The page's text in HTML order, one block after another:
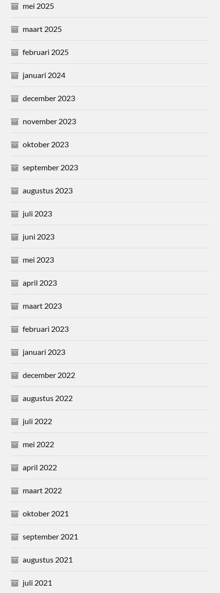
mei 2025
maart 2025
februari 2025
januari 2024
december 2023
november 2023
oktober 2023
september 2023
augustus 2023
juli 2023
juni 2023
mei 2023
april 2023
maart 2023
februari 2023
januari 2023
december 2022
augustus 2022
juli 2022
mei 2022
april 2022
maart 2022
oktober 2021
september 2021
augustus 2021
juli 2021